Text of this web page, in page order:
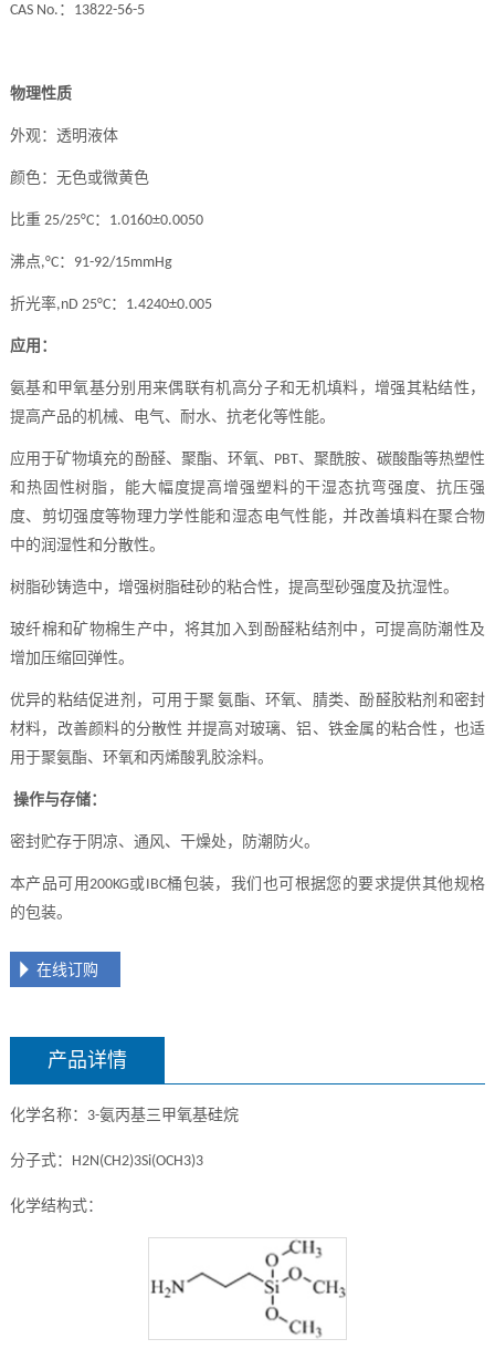
CAS No. ： 13822-56-5
物理性质
外观：透明液体
颜色：无色或微黄色
比重 25/25°C： 1.0160±0.0050
沸点,°C： 91-92/15mmHg
折光率,nD 25°C： 1.4240±0.005
应用：
氨基和甲氧基分别用来偶联有机高分子和无机填料，增强其粘结性，
提高产品的机械、电气、耐水、抗老化等性能。
应用于矿物填充的酚醛、聚酯、环氧、 PBT、聚酰胺、碳酸酯等热塑性
和热固性树脂，能大幅度提高增强塑料的干湿态抗弯强度、抗压强
度、剪切强度等物理力学性能和湿态电气性能，并改善填料在聚合物
中的润湿性和分散性。
树脂砂铸造中，增强树脂硅砂的粘合性，提高型砂强度及抗湿性。
玻纤棉和矿物棉生产中，将其加入到酚醛粘结剂中，可提高防潮性及
增加压缩回弹性。
优异的粘结促进剂，可用于聚 氨酯、环氧、腈类、酚醛胶粘剂和密封
材料，改善颜料的分散性 并提高对玻璃、铝、铁金属的粘合性，也适
用于聚氨酯、环氧和丙烯酸乳胶涂料。
操作与存储：
密封贮存于阴凉、通风、干燥处，防潮防火。
本产品可用200KG或IBC桶包装，我们也可根据您的要求提供其他规格
的包装。
在线订购
产品详情
化学名称： 3-氨丙基三甲氧基硅烷
分子式： H2N(CH2)3Si(OCH3)3
化学结构式：